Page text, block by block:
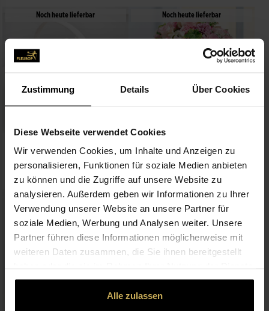
Zustimmung Details Über Cookies
Diese Webseite verwendet Cookies
Wir verwenden Cookies, um Inhalte und Anzeigen zu
personalisieren, Funktionen für soziale Medien anbieten
zu können und die Zugriffe auf unsere Website zu
analysieren. Außerdem geben wir Informationen zu Ihrer
Verwendung unserer Website an unsere Partner für
soziale Medien, Werbung und Analysen weiter. Unsere
Partner führen diese Informationen möglicherweise mit
weiteren Daten zusammen, die Sie ihnen bereitgestellt
gesammelt haben.
Alle zulassen
Noch heute lieferbar
colours
ab 62,00 €
Noch heute lieferbar
Colours
ab 56,00 €
Noch heute lieferbar Noch heute lieferbar